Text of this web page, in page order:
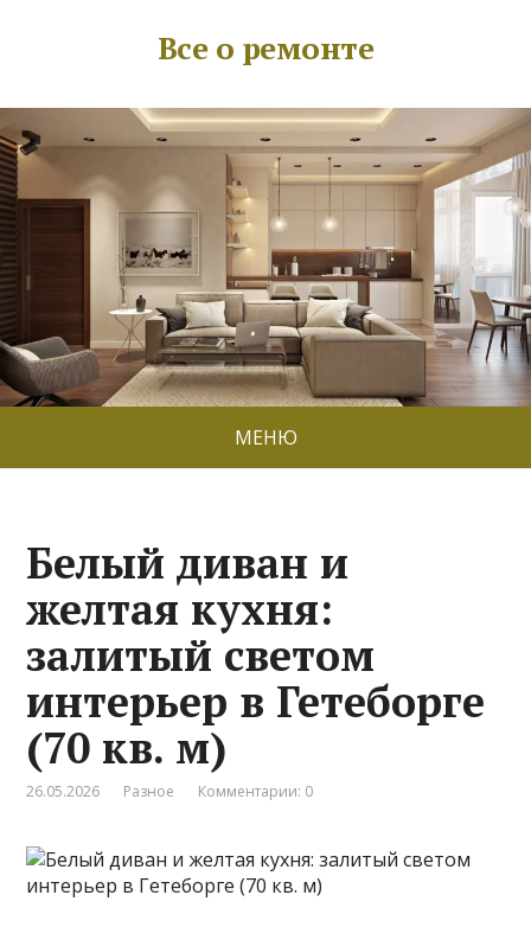
Все о ремонте
МЕНЮ
Белый диван и
желтая кухня:
залитый светом
интерьер в Гетеборге
(70 кв. м)
26.05.2026 Разное Комментарии: 0